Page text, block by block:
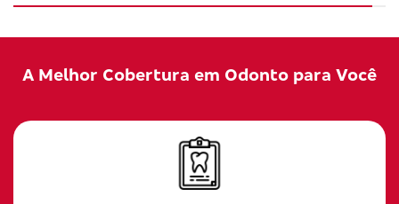
A Melhor Cobertura em Odonto para Você